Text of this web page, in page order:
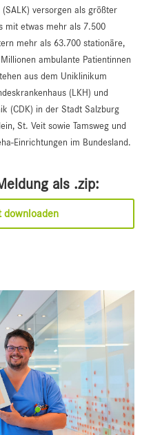
versorgen als größter
mit etwas mehr als 7.500
mehr als 63.700 stationäre,
ambulante Patientinnen
aus dem Uniklinikum
(LKH) und
(CDK) in der Stadt Salzburg
St. Veit sowie Tamsweg und
Einrichtungen im Bundesland.
als .zip:
downloaden